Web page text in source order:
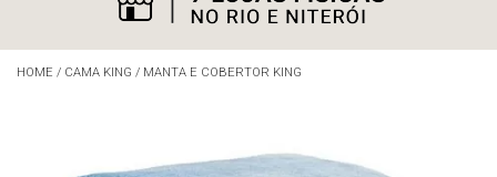
HOME / CAMA KING / MANTA E COBERTOR KING